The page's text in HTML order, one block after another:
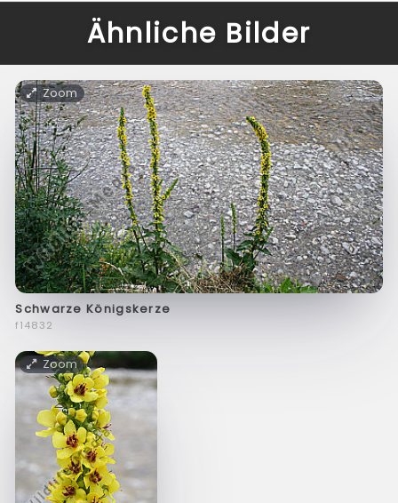
Ähnliche Bilder
Zoom
Schwarze Königskerze
f14832
Zoom